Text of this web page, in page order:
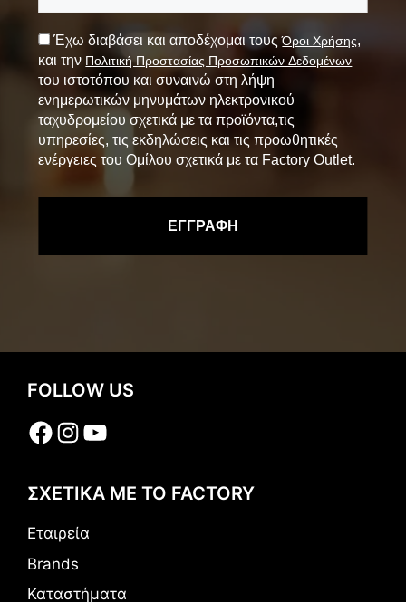
Έχω διαβάσει και αποδέχομαι τουςΌροι Χρήσης,
και την Πολιτική Προστασίας Προσωπικών Δεδομένων
του ιστοτόπου και συναινώ στη λήψη
ενημερωτικών μηνυμάτων ηλεκτρονικού
ταχυδρομείου σχετικά με τα προϊόντα,τις
υπηρεσίες, τις εκδηλώσεις και τις προωθητικές
ενέργειες του Ομίλου σχετικά με τα Factory Outlet.
FOLLOW US
Facebook
Instagram
YouTube
ΣΧΕΤΙΚΑ ΜΕ ΤΟ FACTORY
Εταιρεία
Brands
Καταστήματα